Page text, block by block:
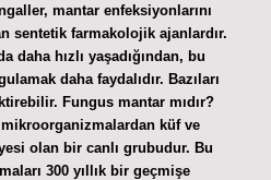
mantar enfeksiyonlarını
sentetik farmakolojik ajanlardır.
daha hızlı yaşadığından, bu
daha faydalıdır. Bazıları
Fungus mantar mıdır?
küf ve
olan bir canlı grubudur. Bu
300 yıllık bir geçmişe